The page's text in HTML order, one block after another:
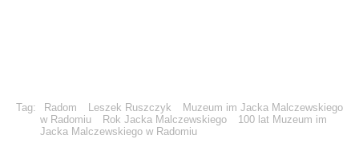
Tag: Radom Leszek Ruszczyk
Muzeum im Jacka Malczewskiego
w Radomiu
Rok Jacka Malczewskiego
100 lat Muzeum im
Jacka Malczewskiego w Radomiu